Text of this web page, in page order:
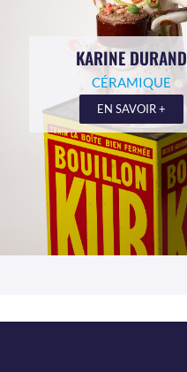
KARINE DURAND
CÉRAMIQUE
EN SAVOIR +